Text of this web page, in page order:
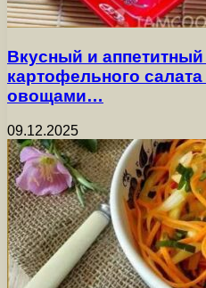
Вкусный и аппетитный
картофельного
овощами…
09.12.2025